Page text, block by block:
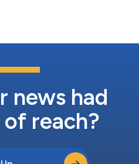
news had
reach?